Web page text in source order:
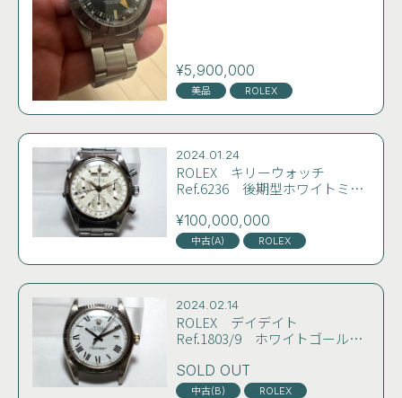
¥5,900,000
美品 ROLEX
2024.01.24
ROLEX キリーウォッチ
Ref.6236 後期型ホワイトミラ
コンディション極上 雰囲気良
し
¥100,000,000
中古(A) ROLEX
2024.02.14
ROLEX デイデイト
Ref.1803/9 ホワイトゴールド
マン)ダイヤル 70年製 コンデ
ィション良好 OH済み
SOLD OUT
中古(B) ROLEX